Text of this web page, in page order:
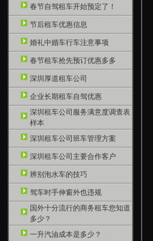
春节自驾租车开始预定了！
节后租车优惠信息
婚礼中婚车行车注意事项
春节租车抢先预订优惠多多
深圳厚道租车公司
企业长期租车自驾优惠
深圳租车公司服务满意度调查表
样本
深圳租车公司班车管理方案
深圳租车公司主要合作客户
辨别泡水车的技巧
驾车时手伸窗外也违规
国外十分流行的商务租车您知道
多少？
一升汽油成本是多少？